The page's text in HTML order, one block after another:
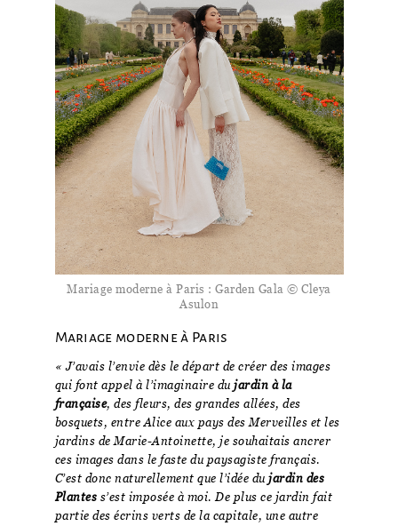
Mariage moderne à Paris : Garden Gala © Cleya
Asulon
Mariage moderne à Paris
« J’avais l’envie dès le départ de créer des images
qui font appel à l’imaginaire du jardin à la
française, des fleurs, des grandes allées, des
bosquets, entre Alice aux pays des Merveilles et les
jardins de Marie-Antoinette, je souhaitais ancrer
ces images dans le faste du paysagiste français.
C’est donc naturellement que l’idée du jardin des
Plantes s’est imposée à moi. De plus ce jardin fait
partie des écrins verts de la capitale, une autre